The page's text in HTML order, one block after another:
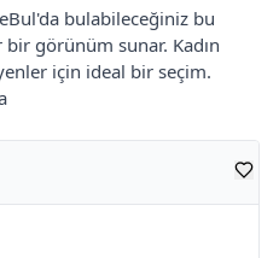
bulabileceğiniz bu
görünüm sunar. Kadın
için ideal bir seçim.